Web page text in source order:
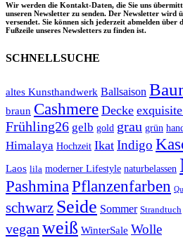
Wir werden die Kontakt-Daten, die Sie uns
unseren Newsletter zu senden. Der Newsletter wird
versendet. Sie können sich jederzeit abmelden
Fußzeile unseres Newsletters zu finden ist.
SCHNELLSUCHE
altes Kunsthandwerk Ballsaison
braun Cashmere Decke
Frühling26 gelb gold grau grün
Himalaya Hochzeit Ikat Indigo
Laos lila moderner Lifestyle naturbelassen
PashminaPflanzenfarben
schwarz Seide Sommer Strandtuch
vegan weiß WinterSale Wolle